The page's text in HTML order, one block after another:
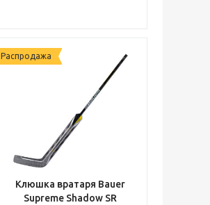
Распродажа
Клюшка вратаря Bauer
Supreme Shadow SR